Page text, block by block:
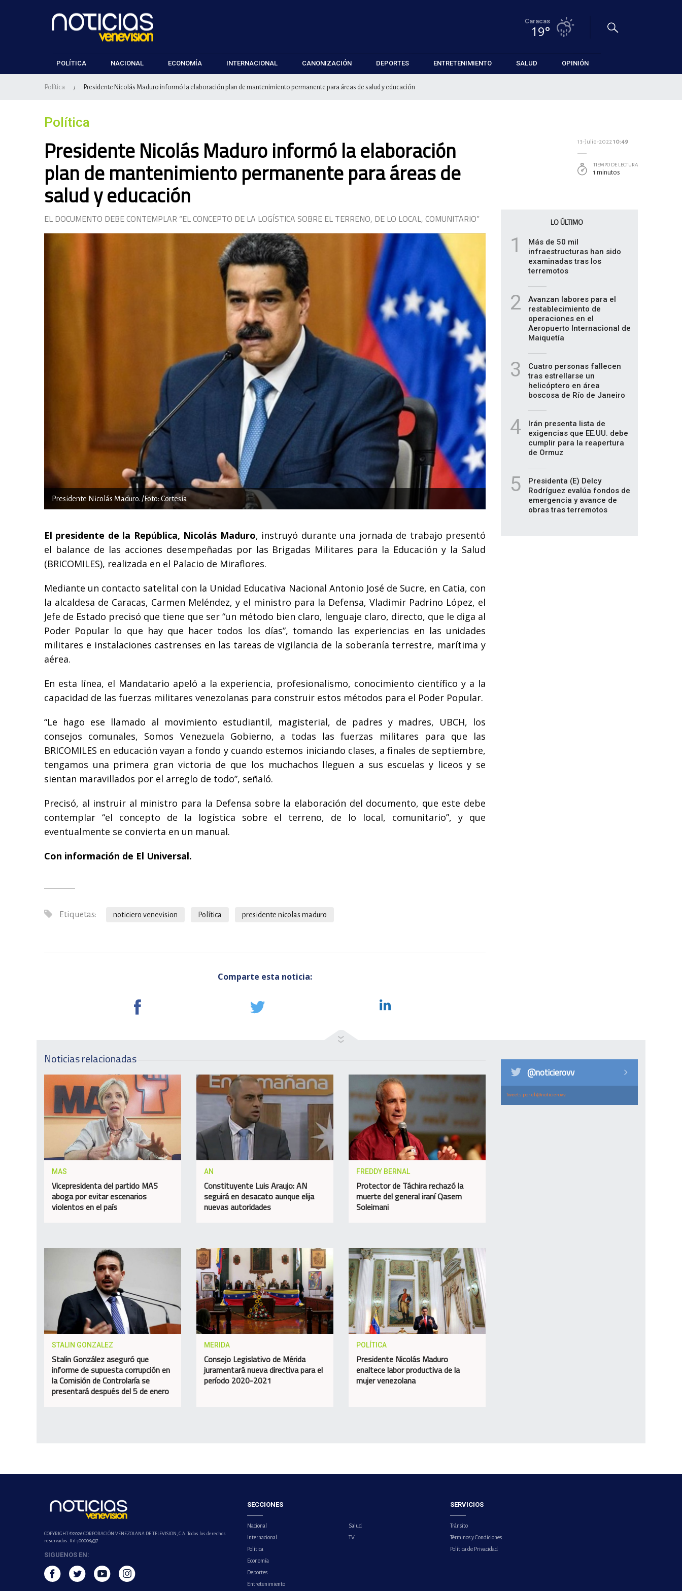
Caracas
19°
POLÍTICA NACIONAL ECONOMÍA INTERNACIONAL CANONIZACIÓN DEPORTES ENTRETENIMIENTO SALUD OPINIÓN
Política / Presidente Nicolás Maduro informó la elaboración plan de mantenimiento permanente para áreas de salud y educación
Política
Presidente Nicolás Maduro informó la elaboración
plan de mantenimiento permanente para áreas de
salud y educación
EL DOCUMENTO DEBE CONTEMPLAR “EL CONCEPTO DE LA LOGÍSTICA SOBRE EL TERRENO, DE LO LOCAL, COMUNITARIO”
Presidente Nicolás Maduro. /Foto: Cortesía
El presidente de la República, Nicolás Maduro, instruyó durante una jornada de trabajo presentó
el balance de las acciones desempeñadas por las Brigadas Militares para la Educación y la Salud
(BRICOMILES), realizada en el Palacio de Miraflores.
Mediante un contacto satelital con la Unidad Educativa Nacional Antonio José de Sucre, en Catia, con
la alcaldesa de Caracas, Carmen Meléndez, y el ministro para la Defensa, Vladimir Padrino López, el
Jefe de Estado precisó que tiene que ser “un método bien claro, lenguaje claro, directo, que le diga al
Poder Popular lo que hay que hacer todos los días”, tomando las experiencias en las unidades
militares e instalaciones castrenses en las tareas de vigilancia de la soberanía terrestre, marítima y
aérea.
En esta línea, el Mandatario apeló a la experiencia, profesionalismo, conocimiento científico y a la
capacidad de las fuerzas militares venezolanas para construir estos métodos para el Poder Popular.
“Le hago ese llamado al movimiento estudiantil, magisterial, de padres y madres, UBCH, los
consejos comunales, Somos Venezuela Gobierno, a todas las fuerzas militares para que las
BRICOMILES en educación vayan a fondo y cuando estemos iniciando clases, a finales de septiembre,
tengamos una primera gran victoria de que los muchachos lleguen a sus escuelas y liceos y se
sientan maravillados por el arreglo de todo”, señaló.
Precisó, al instruir al ministro para la Defensa sobre la elaboración del documento, que este debe
contemplar “el concepto de la logística sobre el terreno, de lo local, comunitario”, y que
eventualmente se convierta en un manual.
Con información de El Universal.
Etiquetas: noticiero venevision Política presidente nicolas maduro
Comparte esta noticia:
13-Julio-202210:49
TIEMPO DE LECTURA
1 minutos
LO ÚLTIMO
1
Más de 50 mil
infraestructuras han sido
examinadas tras los
terremotos
2
Avanzan labores para el
restablecimiento de
operaciones en el
Aeropuerto Internacional de
Maiquetía
3
Cuatro personas fallecen
tras estrellarse un
helicóptero en área
boscosa de Río de Janeiro
4
Irán presenta lista de
exigencias que EE.UU. debe
cumplir para la reapertura
de Ormuz
5
Presidenta (E) Delcy
Rodríguez evalúa fondos de
emergencia y avance de
obras tras terremotos
Noticias relacionadas
MAS
Vicepresidenta del partido MAS
aboga por evitar escenarios
violentos en el país
AN
Constituyente Luis Araujo: AN
seguirá en desacato aunque elija
nuevas autoridades
FREDDY BERNAL
Protector de Táchira rechazó la
muerte del general iraní Qasem
Soleimani
STALIN GONZALEZ
Stalin González aseguró que
informe de supuesta corrupción en
la Comisión de Controlaría se
presentará después del 5 de enero
MERIDA
Consejo Legislativo de Mérida
juramentará nueva directiva para el
período 2020-2021
POLÍTICA
Presidente Nicolás Maduro
enaltece labor productiva de la
mujer venezolana
@noticierovv
Tweets por el @noticierovv.
COPYRIGHT ©2026 CORPORACIÓN VENEZOLANA DE TELEVISION, C.A. Todos los derechos
reservados. Rif-j000089337
SIGUENOS EN:
SECCIONES
Nacional
Internacional
Política
Economía
Deportes
Entretenimiento
Salud
TV
SERVICIOS
Tránsito
Términos y Condiciones
Política de Privacidad